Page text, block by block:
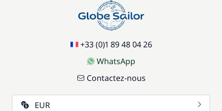
+33 (0)1 89 48 04 26
WhatsApp
Contactez-nous
EUR